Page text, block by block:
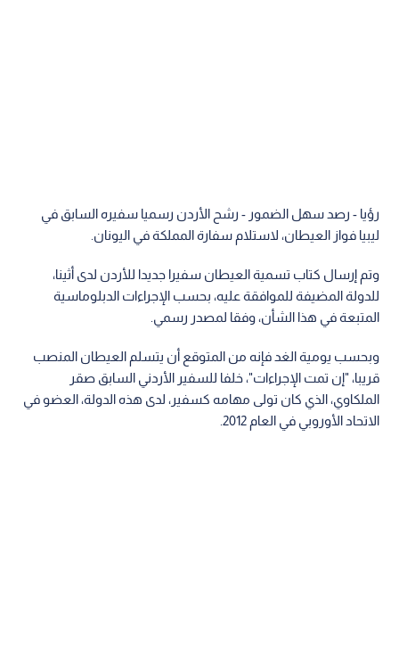
رؤيا - رصد سهل الضمور - رشح الأردن رسميا سفيره السابق في
ليبيا فواز العيطان، لاستلام سفارة المملكة في اليونان.
وتم إرسال كتاب تسمية العيطان سفيرا جديدا للأردن لدى أثينا،
للدولة المضيفة للموافقة عليه، بحسب الإجراءات الدبلوماسية
المتبعة في هذا الشأن، وفقا لمصدر رسمي.
وبحسب يومية الغد فإنه من المتوقع أن يتسلم العيطان المنصب
قريبا، "إن تمت الإجراءات"، خلفا للسفير الأردني السابق صقر
الملكاوي، الذي كان تولى مهامه كسفير، لدى هذه الدولة، العضو في
الاتحاد الأوروبي في العام 2012.